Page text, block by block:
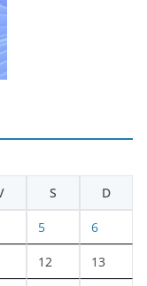
S D
5 6
12 13